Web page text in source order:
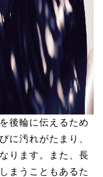
後輪に伝えるため
に汚れがたまり、
ります。また、長
まうこともあるた